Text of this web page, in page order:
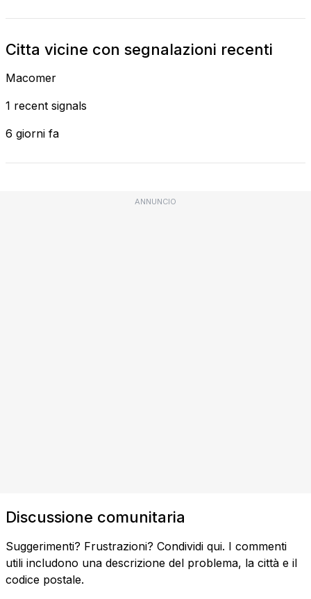
Citta vicine con segnalazioni recenti
Macomer
1 recent signals
6 giorni fa
ANNUNCIO
Discussione comunitaria
Suggerimenti? Frustrazioni? Condividi qui. I commenti
utili includono una descrizione del problema, la città e il
codice postale.